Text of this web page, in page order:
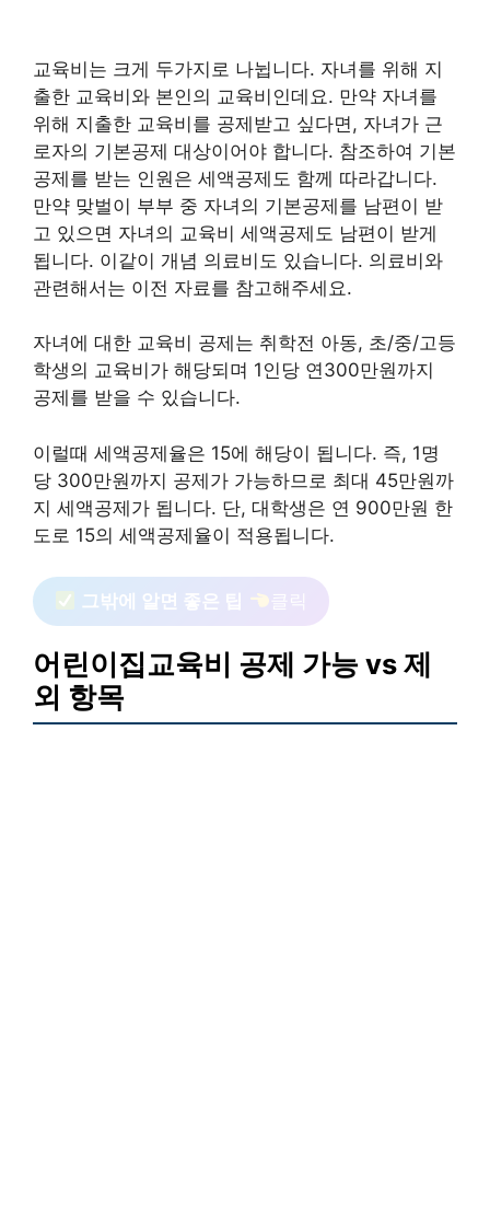
교육비는 크게 두가지로 나뉩니다. 자녀를 위해 지
출한 교육비와 본인의 교육비인데요. 만약 자녀를
위해 지출한 교육비를 공제받고 싶다면, 자녀가 근
로자의 기본공제 대상이어야 합니다. 참조하여 기본
공제를 받는 인원은 세액공제도 함께 따라갑니다.
만약 맞벌이 부부 중 자녀의 기본공제를 남편이 받
고 있으면 자녀의 교육비 세액공제도 남편이 받게
됩니다. 이같이 개념 의료비도 있습니다. 의료비와
관련해서는 이전 자료를 참고해주세요.
자녀에 대한 교육비 공제는 취학전 아동, 초/중/고등
학생의 교육비가 해당되며 1인당 연300만원까지
공제를 받을 수 있습니다.
이럴때 세액공제율은 15에 해당이 됩니다. 즉, 1명
당 300만원까지 공제가 가능하므로 최대 45만원까
지 세액공제가 됩니다. 단, 대학생은 연 900만원 한
도로 15의 세액공제율이 적용됩니다.
그밖에 알면 좋은 팁 클릭
어린이집교육비 공제 가능 vs 제
외 항목